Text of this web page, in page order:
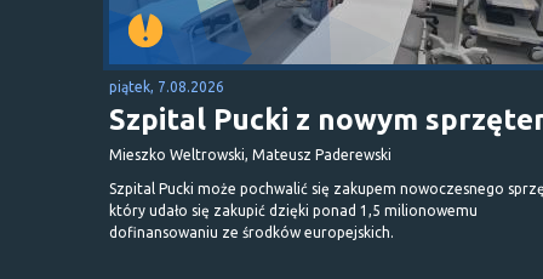
piątek, 7.08.2026
Szpital Pucki z nowym
Mieszko Weltrowski, Mateusz Paderewski
Szpital Pucki może pochwalić się zakupem nowoczesnego
który udało się zakupić dzięki ponad 1,5 milionowemu
dofinansowaniu ze środków europejskich.